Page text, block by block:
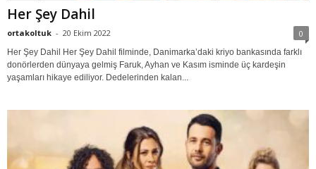
Her Şey Dahil
ortakoltuk - 20 Ekim 2022 0
Her Şey Dahil Her Şey Dahil filminde, Danimarka’daki kriyo bankasında farklı
donörlerden dünyaya gelmiş Faruk, Ayhan ve Kasım isminde üç kardeşin
yaşamları hikaye ediliyor. Dedelerinden kalan...